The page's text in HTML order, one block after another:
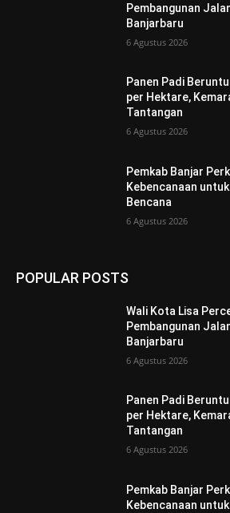
Pembangunan
Banjarbaru
6 Agustus 2026
Panen Padi
per Hektare,
Tantangan
6 Agustus 2026
Pemkab Banjar
Kebencanaan
Bencana
6 Agustus 2026
POPULAR POSTS
Wali Kota Lisa
Pembangunan
Banjarbaru
6 Agustus 2026
Panen Padi
per Hektare,
Tantangan
6 Agustus 2026
Pemkab Banjar
Kebencanaan